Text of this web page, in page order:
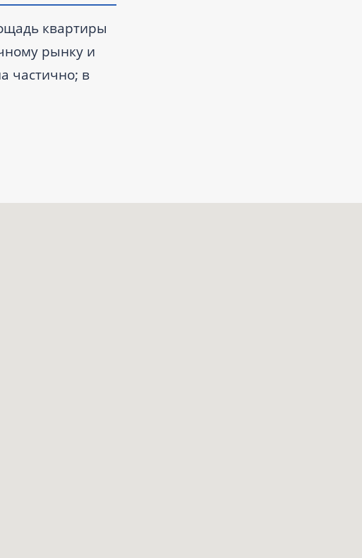
квартиры
рынку и
частично; в